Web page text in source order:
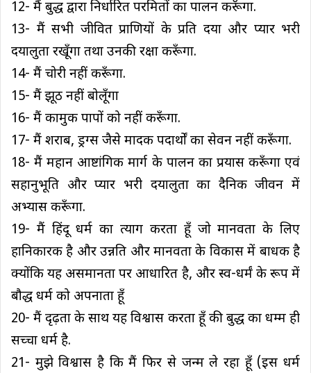
12- मैं बुद्ध द्वारा निर्धारित परमितों का पालन करूँगा.
13- मैं सभी जीवित प्राणियों के प्रति दया और प्यार भरी
दयालुता रखूँगा तथा उनकी रक्षा करूँगा.
14- मैं चोरी नहीं करूँगा.
15- मैं झूठ नहीं बोलूँगा
16- मैं कामुक पापों को नहीं करूँगा.
17- मैं शराब, ड्रग्स जैसे मादक पदार्थों का सेवन नहीं करूँगा.
18- मैं महान आष्टांगिक मार्ग के पालन का प्रयास करूँगा एवं
सहानुभूति और प्यार भरी दयालुता का दैनिक जीवन में
अभ्यास करूँगा.
19- मैं हिंदू धर्म का त्याग करता हूँ जो मानवता के लिए
हानिकारक है और उन्नति और मानवता के विकास में बाधक है
क्योंकि यह असमानता पर आधारित है, और स्व-धर्मं के रूप में
बौद्ध धर्म को अपनाता हूँ
20- मैं दृढ़ता के साथ यह विश्वास करता हूँ की बुद्ध का धम्म ही
सच्चा धर्म है.
21- मुझे विश्वास है कि मैं फिर से जन्म ले रहा हूँ (इस धर्म